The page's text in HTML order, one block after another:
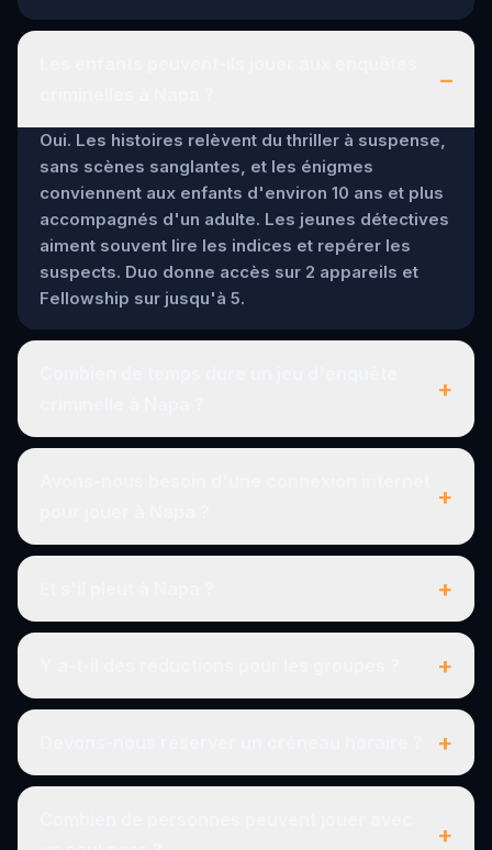
–
Oui. Les histoires relèvent du thriller à suspense,
sans scènes sanglantes, et les énigmes
conviennent aux enfants d'environ 10 ans et plus
accompagnés d'un adulte. Les jeunes détectives
aiment souvent lire les indices et repérer les
suspects. Duo donne accès sur 2 appareils et
Fellowship sur jusqu'à 5.
+
+
+
+
+
+